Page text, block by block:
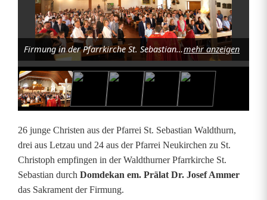
n
g
i
W
a
l
Firmung in der Pfarrkirche St. Sebastian in Waldthurn. Foto: Franz Völklmehr anzeigen
26 junge Christen aus der Pfarrei St. Sebastian Waldthurn,
drei aus Letzau und 24 aus der Pfarrei Neukirchen zu St.
Christoph empfingen in der Waldthurner Pfarrkirche St.
Sebastian durch Domdekan em. Prälat Dr. Josef Ammer
das Sakrament der Firmung.